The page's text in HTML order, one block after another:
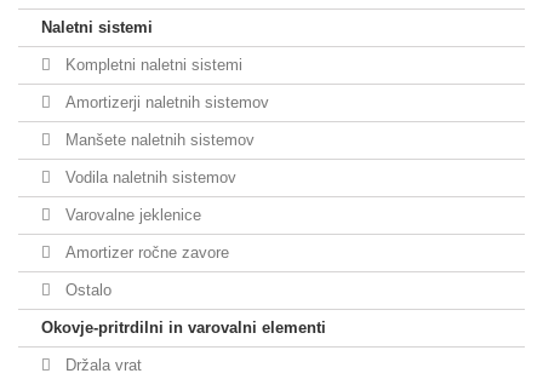
Naletni sistemi
Kompletni naletni sistemi
Amortizerji naletnih sistemov
Manšete naletnih sistemov
Vodila naletnih sistemov
Varovalne jeklenice
Amortizer ročne zavore
Ostalo
Okovje-pritrdilni in varovalni elementi
Držala vrat